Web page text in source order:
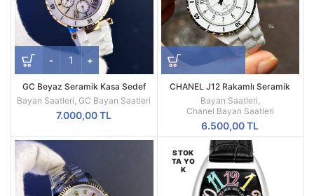
GC Beyaz Seramik Kasa Sedef
Kadran GCI47504M1S Kadın Kol
Saati
Bayan Saatleri ,GC Bayan Saatleri
7.000,00TL
CHANEL J12 Rakamlı Seramik
Bayan Kol Saati
Bayan Saatleri
Chanel Bayan Saatleri
6.500,00TL
STOK
TA YO
K